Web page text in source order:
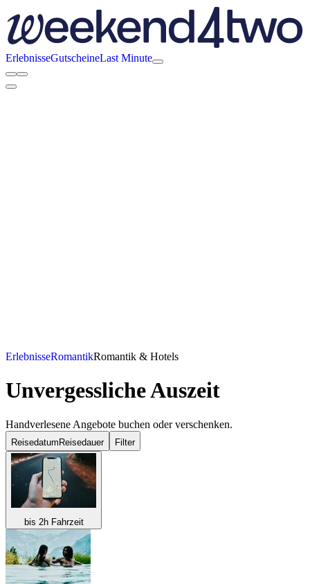
ErlebnisseGutscheineLast Minute
ErlebnisseRomantikRomantik & Hotels
Unvergessliche Auszeit
Handverlesene Angebote buchen oder verschenken.
Reisedatum Reisedauer Filter
bis 2h Fahrzeit